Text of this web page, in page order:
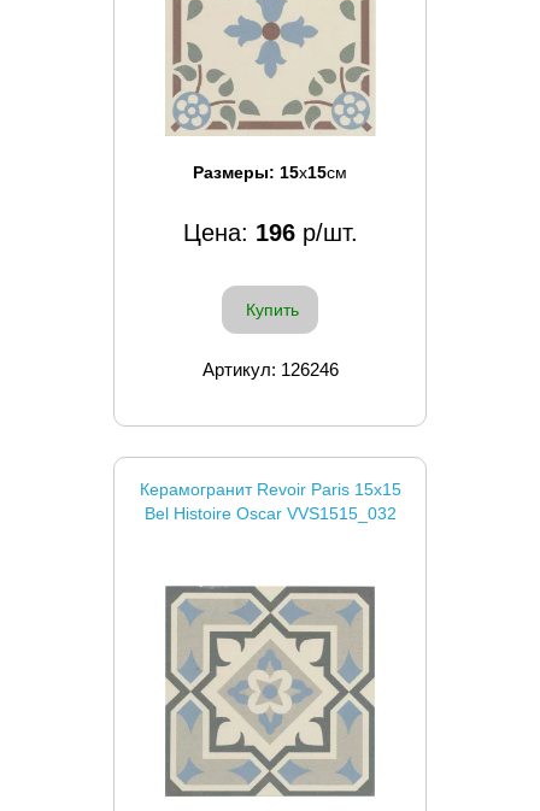
Размеры: 15x15см
Цена: 196р/шт.
Купить
Артикул: 126246
Керамогранит Revoir Paris 15x15
Bel Histoire Oscar VVS1515_032